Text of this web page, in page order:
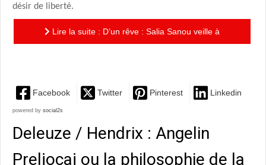
désir de liberté.
Lire la suite : D’un rêve : Salia Sanou veille à
Facebook Twitter Pinterest Linkedin
powered by social2s
Deleuze / Hendrix : Angelin
Preljocaj ou la philosophie de la